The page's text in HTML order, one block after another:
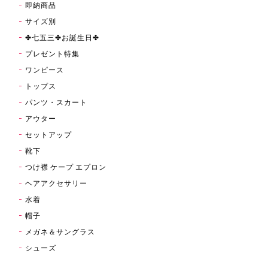
即納商品
サイズ別
✤七五三✤お誕生日✤
プレゼント特集
ワンピース
トップス
パンツ・スカート
アウター
セットアップ
靴下
つけ襟 ケープ エプロン
ヘアアクセサリー
水着
帽子
メガネ＆サングラス
シューズ